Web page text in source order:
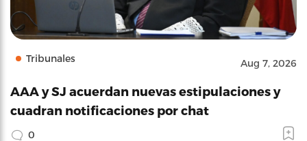
Tribunales Aug 7, 2026
AAA y SJ acuerdan nuevas estipulaciones y
cuadran notificaciones por chat
0